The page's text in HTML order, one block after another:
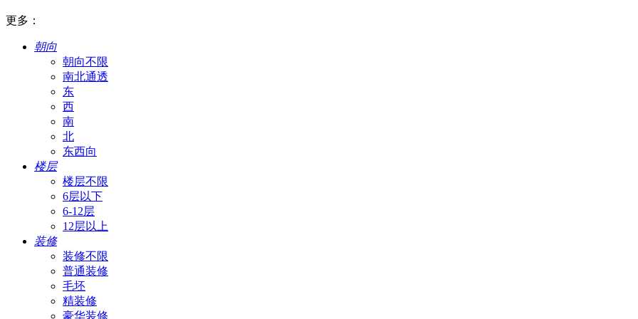
更多：
朝向
朝向不限
南北通透
东
西
南
北
东西向
楼层
楼层不限
6层以下
6-12层
12层以上
装修
装修不限
普通装修
毛坯
精装修
豪华装修